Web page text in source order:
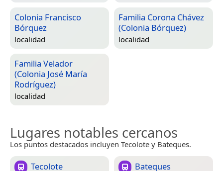
Colonia Francisco
Bórquez
localidad
Familia Corona Chávez
(Colonia Bórquez)
localidad
Familia Velador
(Colonia José María
Rodríguez)
localidad
Lugares notables cercanos
Los puntos destacados incluyen Tecolote y Bateques.
Tecolote Bateques